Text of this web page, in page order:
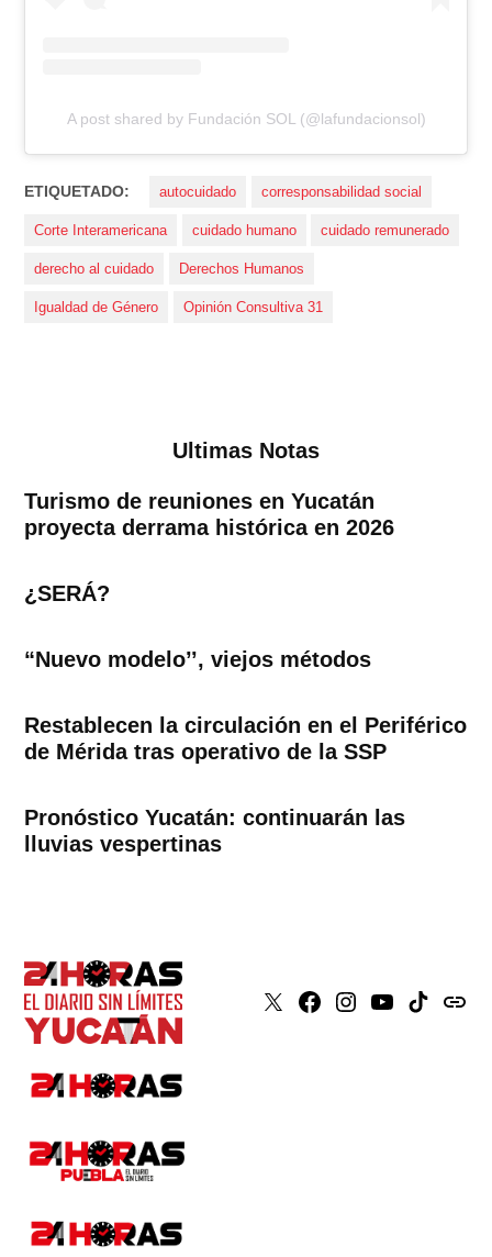
A post shared by Fundación SOL (@lafundacionsol)
ETIQUETADO: autocuidado corresponsabilidad social
Corte Interamericana cuidado humano cuidado remunerado
derecho al cuidado Derechos Humanos
Igualdad de Género Opinión Consultiva 31
Ultimas Notas
Turismo de reuniones en Yucatán
proyecta derrama histórica en 2026
¿SERÁ?
“Nuevo modelo’’, viejos métodos
Restablecen la circulación en el Periférico
de Mérida tras operativo de la SSP
Pronóstico Yucatán: continuarán las
lluvias vespertinas
X Faceboook
Instagram
YoutubeTiktokissuu